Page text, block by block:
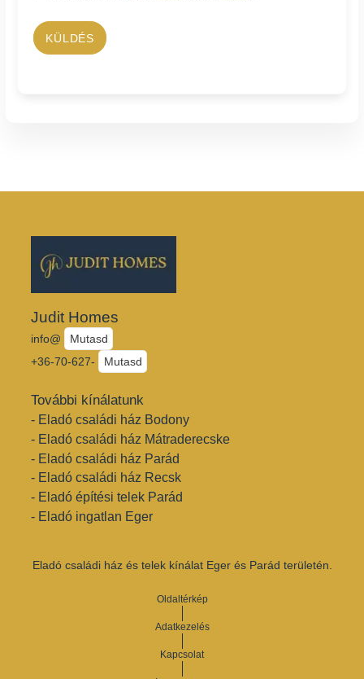
KÜLDÉS
Judit Homes
info@
Mutasd
+36-70-627-
Mutasd
További kínálatunk
- Eladó családi ház Bodony
- Eladó családi ház Mátraderecske
- Eladó családi ház Parád
- Eladó családi ház Recsk
- Eladó építési telek Parád
- Eladó ingatlan Eger
Eladó családi ház és telek kínálat Eger és Parád területén.
Oldaltérkép
Adatkezelés
Kapcsolat